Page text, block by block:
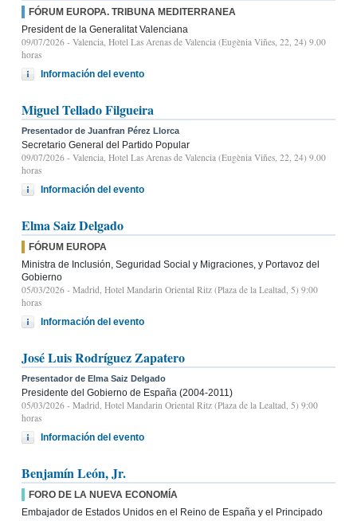
FÓRUM EUROPA. TRIBUNA MEDITERRANEA
President de la Generalitat Valenciana
09/07/2026 - Valencia, Hotel Las Arenas de Valencia (Eugènia Viñes, 22, 24) 9.00
horas
Información del evento
Miguel Tellado Filgueira
Presentador de Juanfran Pérez Llorca
Secretario General del Partido Popular
09/07/2026 - Valencia, Hotel Las Arenas de Valencia (Eugènia Viñes, 22, 24) 9.00
horas
Información del evento
Elma Saiz Delgado
FÓRUM EUROPA
Ministra de Inclusión, Seguridad Social y Migraciones, y Portavoz del
Gobierno
05/03/2026 - Madrid, Hotel Mandarin Oriental Ritz (Plaza de la Lealtad, 5) 9:00
horas
Información del evento
José Luis Rodríguez Zapatero
Presentador de Elma Saiz Delgado
Presidente del Gobierno de España (2004-2011)
05/03/2026 - Madrid, Hotel Mandarin Oriental Ritz (Plaza de la Lealtad, 5) 9:00
horas
Información del evento
Benjamín León, Jr.
FORO DE LA NUEVA ECONOMÍA
Embajador de Estados Unidos en el Reino de España y el Principado